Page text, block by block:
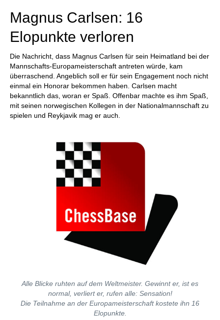
Magnus Carlsen: 16
Elopunkte verloren
Die Nachricht, dass Magnus Carlsen für sein Heimatland bei der
Mannschafts-Europameisterschaft antreten würde, kam
überraschend. Angeblich soll er für sein Engagement noch nicht
einmal ein Honorar bekommen haben. Carlsen macht
bekanntlich das, woran er Spaß. Offenbar machte es ihm Spaß,
mit seinen norwegischen Kollegen in der Nationalmannschaft zu
spielen und Reykjavik mag er auch.
Alle Blicke ruhten auf dem Weltmeister. Gewinnt er, ist es
normal, verliert er, rufen alle: Sensation!
Die Teilnahme an der Europameisterschaft kostete ihn 16
Elopunkte.